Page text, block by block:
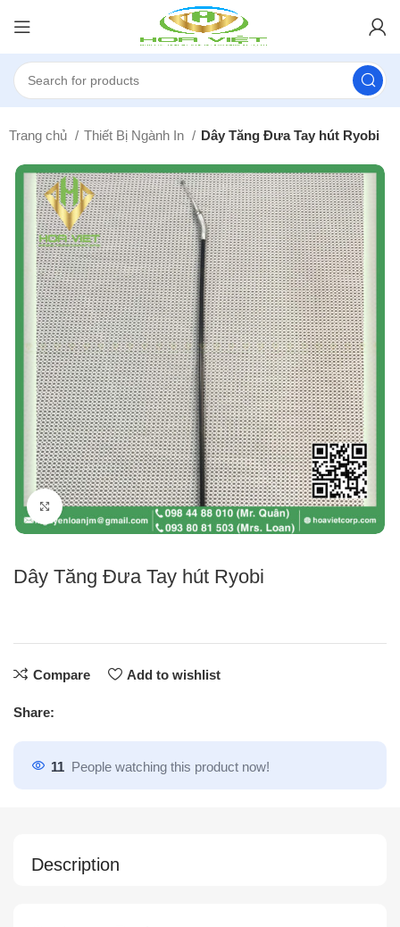
Trang chủ Thiết Bị Ngành In Dây Tăng Đưa Tay hút Ryobi
Click to enlarge
Dây Tăng Đưa Tay hút Ryobi
Compare Add to wishlist
Share:
11 People watching this product now!
Description